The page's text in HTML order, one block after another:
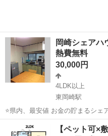
岡崎シェア
熱費無料
30,000円
4LDK以上
東岡崎駅
⭐️県内、最安値 お金の貯まるシ
(一部の部屋を除き) 退去費用なし ティッシュなどの備品も完備無料
東岡崎駅
【ペット可×